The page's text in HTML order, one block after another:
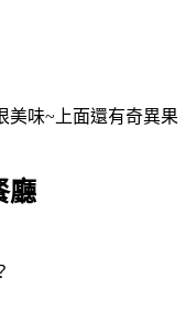
美味~上面還有奇異果
廳